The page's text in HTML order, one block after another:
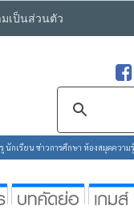
เป็นส่วนตัว
กเรียน ข่าวการศึกษา ห้องสมุดควา